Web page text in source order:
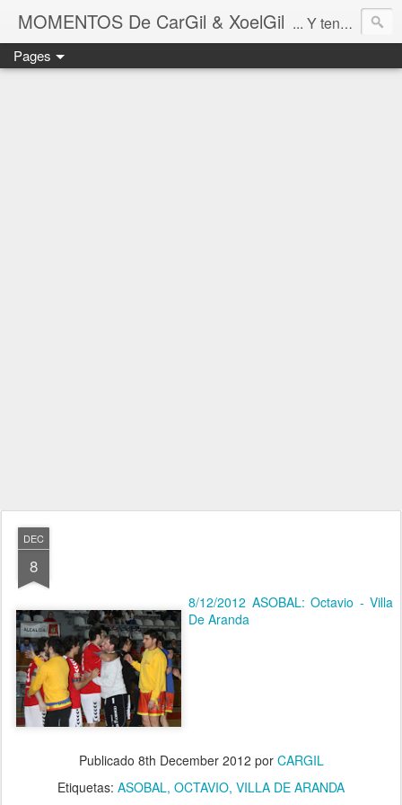
MOMENTOS De CarGil & XoelGil ... Y tengan cuidado ahí fuera, por favor.
Pages
DEC
8
8/12/2012 ASOBAL: Octavio - Villa
De Aranda
Publicado 8th December 2012 por CARGIL
Etiquetas: ASOBAL OCTAVIO VILLA DE ARANDA